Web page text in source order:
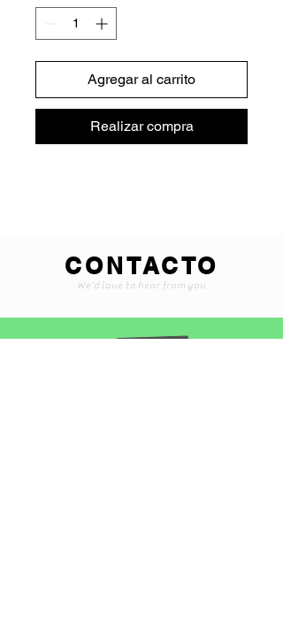
Agregar al carrito
Realizar compra
CONTACTO
We'd love to hear from you